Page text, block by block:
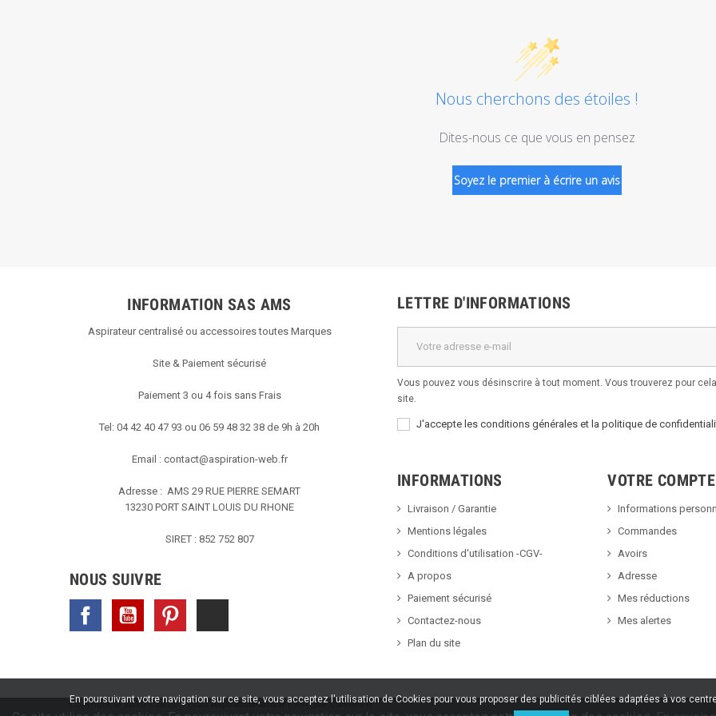
Nous cherchons des étoiles !
Dites-nous ce que vous en pensez
Soyez le premier à écrire un avis
INFORMATION SAS AMS
Aspirateur centralisé ou accessoires toutes Marques
Site & Paiement sécurisé
Paiement 3 ou 4 fois sans Frais
Tel: 04 42 40 47 93 ou 06 59 48 32 38 de 9h à 20h
Email : contact@aspiration-web.fr
Adresse : AMS 29 RUE PIERRE SEMART
13230 PORT SAINT LOUIS DU RHONE
SIRET : 852 752 807
NOUS SUIVRE
Facebook YouTube
LETTRE D'INFORMATIONS
Vous pouvez vous désinscrire à tout moment. Vous trouverez pour
site.
J'accepte les conditions générales et la politique de
INFORMATIONS
Livraison / Garantie
Mentions légales
Conditions d'utilisation -CGV-
A propos
Paiement sécurisé
Contactez-nous
Plan du site
VOTRE COMPTE
Informations
Commandes
Avoirs
Adresse
Mes réductions
Mes alertes
Copyright © 2020 / 2022 / 2023 Aspiration-ams.fr | Fait par ESH-dev.fr
En poursuivant votre navigation sur ce site, vous acceptez l'utilisation de Cookies pour vous proposer des publicités ciblées adaptées à vos